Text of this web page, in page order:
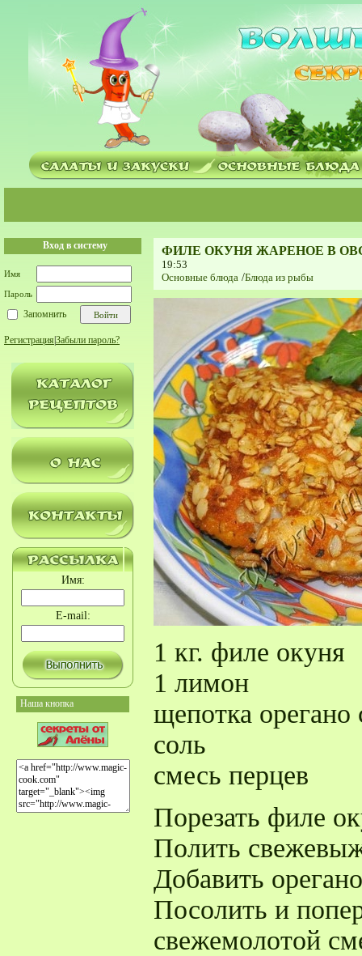
Вход в систему
Имя
Пароль
Запомнить
Регистрация Забыли пароль?
Имя:
E-mail:
Наша кнопка
ФИЛЕ ОКУНЯ ЖАРЕНОЕ В
19:53
Основные блюда /Блюда из рыбы
1 кг. филе окуня
1 лимон
щепотка орегано
соль
смесь перцев
Порезать филе
Полить
Добавить
Посолить и
свежемолотой